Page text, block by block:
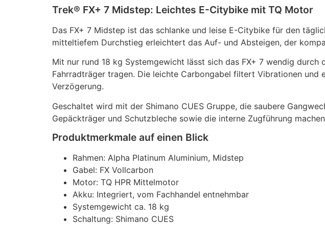
Trek® FX+ 7 Midstep: Leichtes E-Citybike mit TQ Motor
Das FX+ 7 Midstep ist das schlanke und leise E-Citybike für den
mitteltiefem Durchstieg erleichtert das Auf- und Absteigen, der
Mit nur rund 18 kg Systemgewicht lässt sich das FX+ 7 wendig
Fahrradträger tragen. Die leichte Carbongabel filtert Vibrationen und
Verzögerung.
Geschaltet wird mit der Shimano CUES Gruppe, die saubere
Gepäckträger und Schutzbleche sowie die interne Zugführung
Produktmerkmale auf einen Blick
Rahmen: Alpha Platinum Aluminium, Midstep
Gabel: FX Vollcarbon
Motor: TQ HPR Mittelmotor
Akku: Integriert, vom Fachhandel entnehmbar
Systemgewicht ca. 18 kg
Schaltung: Shimano CUES